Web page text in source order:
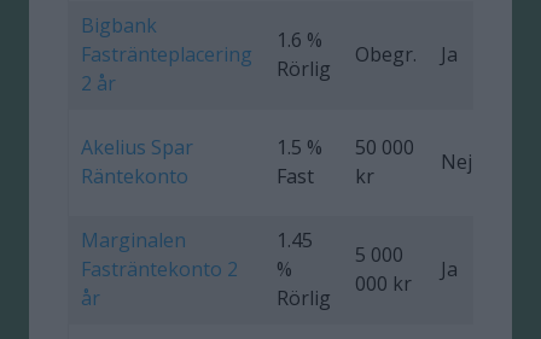
Bigbank
Fastränteplacering
2 år
1.6 %
Rörlig
Obegr. Ja
Akelius Spar
Räntekonto
1.5 %
Fast
50 000
kr
Nej
Marginalen
Fasträntekonto 2
år
1.45
%
Rörlig
5 000
000 kr
Ja